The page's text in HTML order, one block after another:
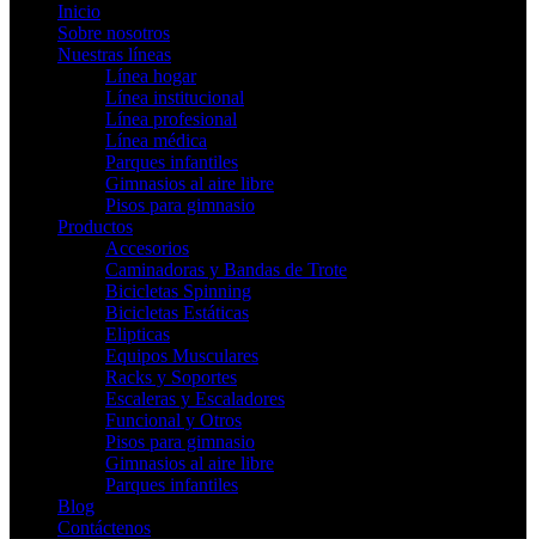
Inicio
Sobre nosotros
Nuestras líneas
Línea hogar
Línea institucional
Línea profesional
Línea médica
Parques infantiles
Gimnasios al aire libre
Pisos para gimnasio
Productos
Accesorios
Caminadoras y Bandas de Trote
Bicicletas Spinning
Bicicletas Estáticas
Elipticas
Equipos Musculares
Racks y Soportes
Escaleras y Escaladores
Funcional y Otros
Pisos para gimnasio
Gimnasios al aire libre
Parques infantiles
Blog
Contáctenos